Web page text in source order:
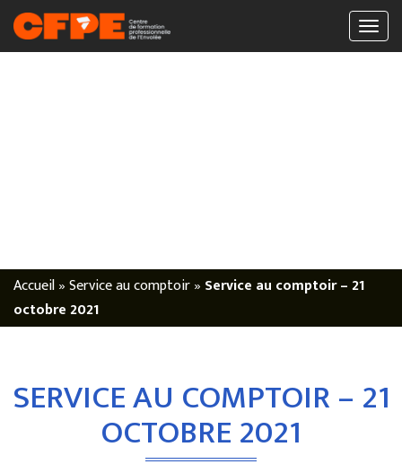
Accueil»Service au comptoir» Service au comptoir – 21
octobre 2021
SERVICE AU COMPTOIR – 21
OCTOBRE 2021